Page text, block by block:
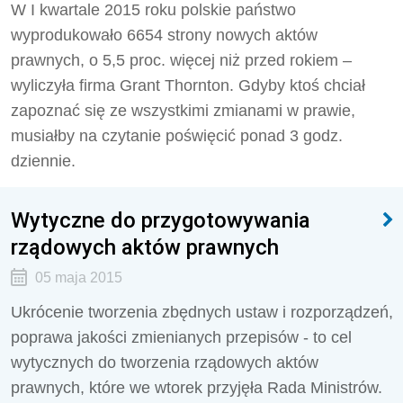
W I kwartale 2015 roku polskie państwo
wyprodukowało 6654 strony nowych aktów
prawnych, o 5,5 proc. więcej niż przed rokiem –
wyliczyła firma Grant Thornton. Gdyby ktoś chciał
zapoznać się ze wszystkimi zmianami w prawie,
musiałby na czytanie poświęcić ponad 3 godz.
dziennie.
Wytyczne do przygotowywania
rządowych aktów prawnych
05 maja 2015
Ukrócenie tworzenia zbędnych ustaw i rozporządzeń,
poprawa jakości zmienianych przepisów - to cel
wytycznych do tworzenia rządowych aktów
prawnych, które we wtorek przyjęła Rada Ministrów.